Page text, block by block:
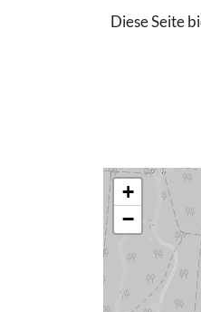
Diese Seite
+
−